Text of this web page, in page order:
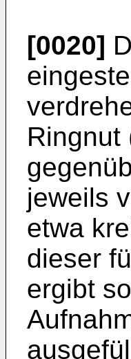
[0020]
Ringnut
jeweils
etwa
dieser
ergibt